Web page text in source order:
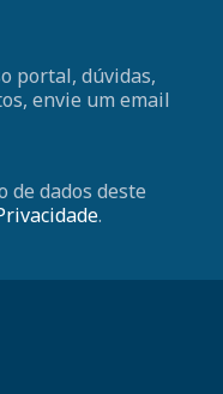
portal, dúvidas,
envie um email
de dados deste
.